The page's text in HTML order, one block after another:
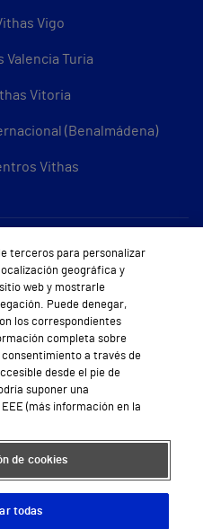
Vigo
Valencia Turia
Vitoria
(Benalmádena)
Vithas
somos
Vithas
Médica
al Cliente
salud en el trabajo
Supervita
terceros para personalizar
geográfica y
web y mostrarle
Puede denegar,
los correspondientes
completa sobre
a través de
desde el pie de
suponer una
(más información en la
de cookies
todas